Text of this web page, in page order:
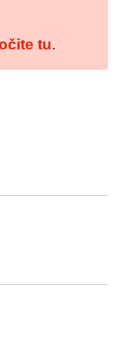
tu.